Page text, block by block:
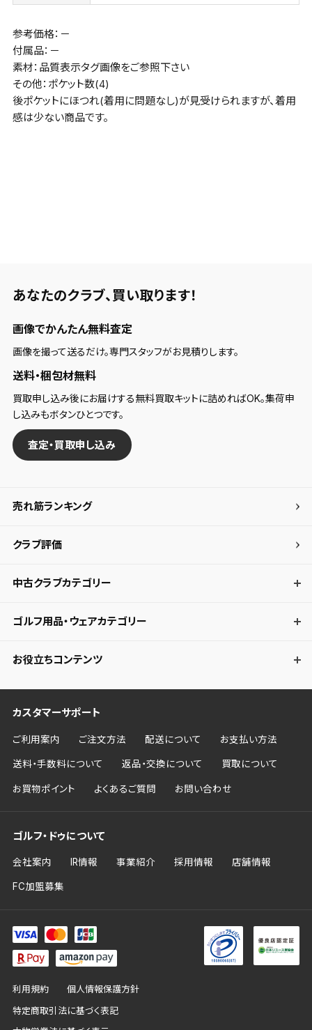
参考価格：－
付属品：－
素材：品質表示タグ画像をご参照下さい
その他：ポケット数(4)
後ポケットにほつれ(着用に問題なし)が見受けられますが、着用
感は少ない商品です。
あなたのクラブ、 買い取ります！
画像でかんたん無料査定
画像を撮って送るだけ。専門スタッフがお見積りします。
送料・梱包材無料
買取申し込み後にお届けする無料買取キットに詰めればOK。集荷申
し込みもボタンひとつです。
査定・買取申し込み
売れ筋ランキング
クラブ評価
中古クラブカテゴリー
ゴルフ用品・ウェアカテゴリー
お役立ちコンテンツ
カスタマーサポート
ご利用案内 ご注文方法 配送について お支払い方法
送料・手数料について 返品・交換について 買取について
お買物ポイント よくあるご質問 お問い合わせ
ゴルフ・ドゥについて
会社案内 IR情報 事業紹介 採用情報 店舗情報
FC加盟募集
利用規約 個人情報保護方針
特定商取引法に基づく表記